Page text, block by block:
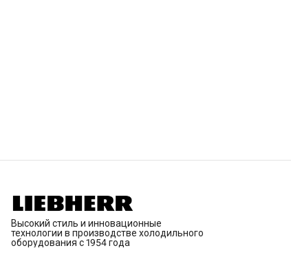
Высокий стиль и инновационные
технологии в производстве холодильного
оборудования с 1954 года